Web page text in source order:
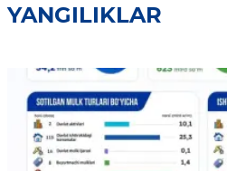
YANGILIKLAR